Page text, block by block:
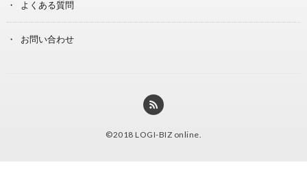
よくある質問
お問い合わせ
©2018 LOGI-BIZ online